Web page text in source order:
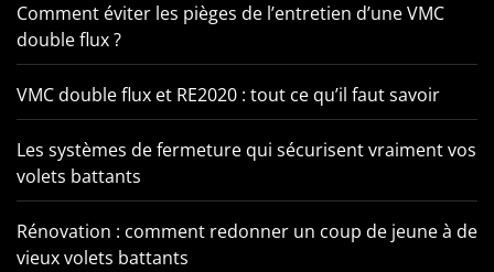
Comment éviter les pièges de l’entretien d’une VMC
double flux ?
VMC double flux et RE2020 : tout ce qu’il faut savoir
Les systèmes de fermeture qui sécurisent vraiment vos
volets battants
Rénovation : comment redonner un coup de jeune à de
vieux volets battants